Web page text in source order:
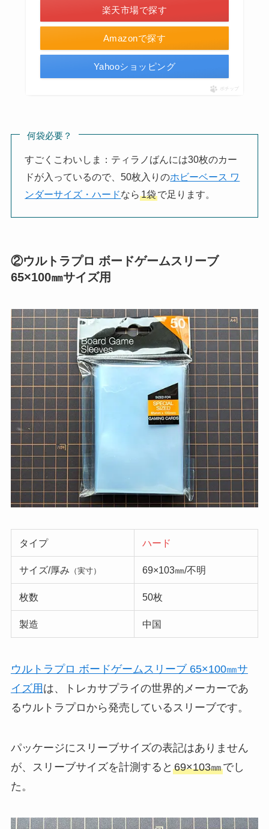
Amazonで探す
楽天市場で探す
Yahooショッピング
ポチップ
何袋必要？
すごくこわいしま：ティラノばんには30枚のカー
ドが入っているので、50枚入りのホビーベース ワ
ンダーサイズ・ハードなら1袋で足ります。
②ウルトラプロ ボードゲームスリーブ
65×100㎜サイズ用
タイプ ハード
サイズ/厚み （実寸） 69×103㎜/不明
枚数 50枚
製造 中国
ウルトラプロ ボードゲームスリーブ 65×100㎜サ
イズ用 は、トレカサプライの世界的メーカーであ
るウルトラプロから発売しているスリーブです。
パッケージにスリーブサイズの表記はありません
が、スリーブサイズを計測すると 69×103㎜でし
た。